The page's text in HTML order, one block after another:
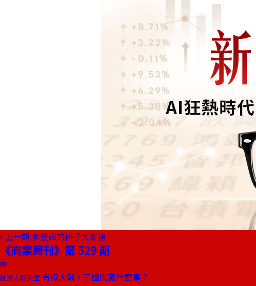
上一期 李登輝的棒子大家搶
《商業周刊》第 529 期
創辦人聊天室 有線大戰，干國民黨什麼事？